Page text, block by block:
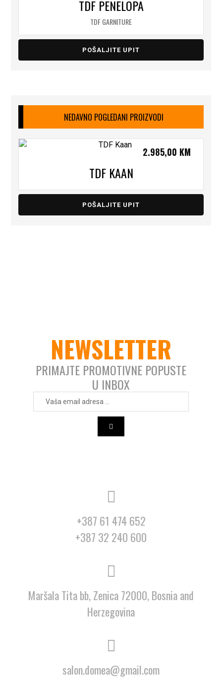
TDF PENELOPA
TDF GARNITURE
POŠALJITE UPIT
NEDAVNO POGLEDANI PROIZVODI
TDF KAAN
2.985,00 KM
POŠALJITE UPIT
NEWSLETTER
PRIMAJTE PROMOTIVNE POPUSTE
U INBOX
+387 61 474 652
+387 32 240 600
Maršala Tita bb, Zenica 72000, Bosnia and
Herzegovina
salon.domea@gmail.com